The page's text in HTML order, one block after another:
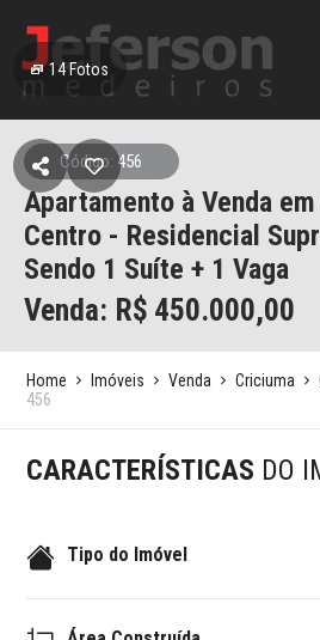
14Fotos
Código: 456
Apartamento à Venda
Centro - Residencial
Sendo 1 Suíte + 1 Vaga
Venda: R$ 450.000,00
Home Imóveis Venda Criciuma
456
CARACTERÍSTICAS DO
Tipo do Imóvel